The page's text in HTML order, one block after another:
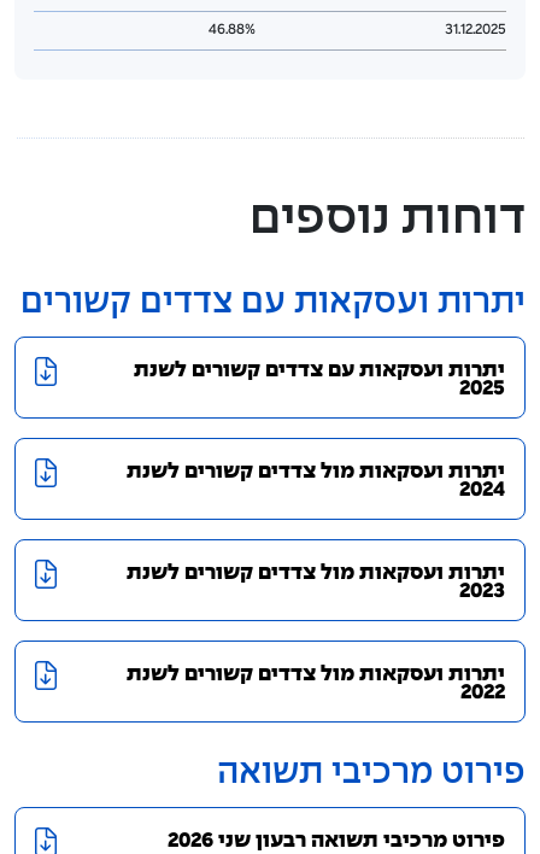
31.12.2025
46.88%
דוחות נוספים
יתרות ועסקאות עם צדדים קשורים
יתרות ועסקאות עם צדדים קשורים לשנת
2025
יתרות ועסקאות מול צדדים קשורים לשנת
2024
יתרות ועסקאות מול צדדים קשורים לשנת
2023
יתרות ועסקאות מול צדדים קשורים לשנת
2022
פירוט מרכיבי תשואה
פירוט מרכיבי תשואה רבעון שני 2026